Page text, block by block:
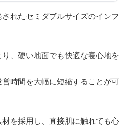
れたセミダブルサイズのインフ
、硬い地面でも快適な寝心地を
時間を大幅に短縮することが可
を採用し、直接肌に触れても心